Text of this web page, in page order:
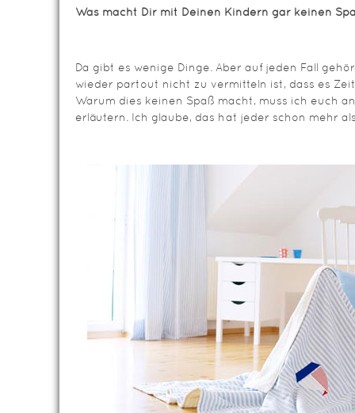
Was macht Dir mit Deinen Kindern gar keinen
Da gibt es wenige Dinge. Aber auf jeden Fall
wieder partout nicht zu vermitteln ist, dass es
Warum dies keinen Spaß macht, muss ich euch
erläutern. Ich glaube, das hat jeder schon mehr